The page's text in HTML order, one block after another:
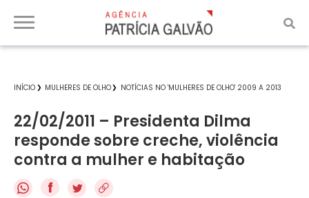
INÍCIO MULHERES DE OLHO NOTÍCIAS NO 'MULHERES DE OLHO' 2009 A 2013
22/02/2011 – Presidenta Dilma
responde sobre creche, violência
contra a mulher e habitação
f